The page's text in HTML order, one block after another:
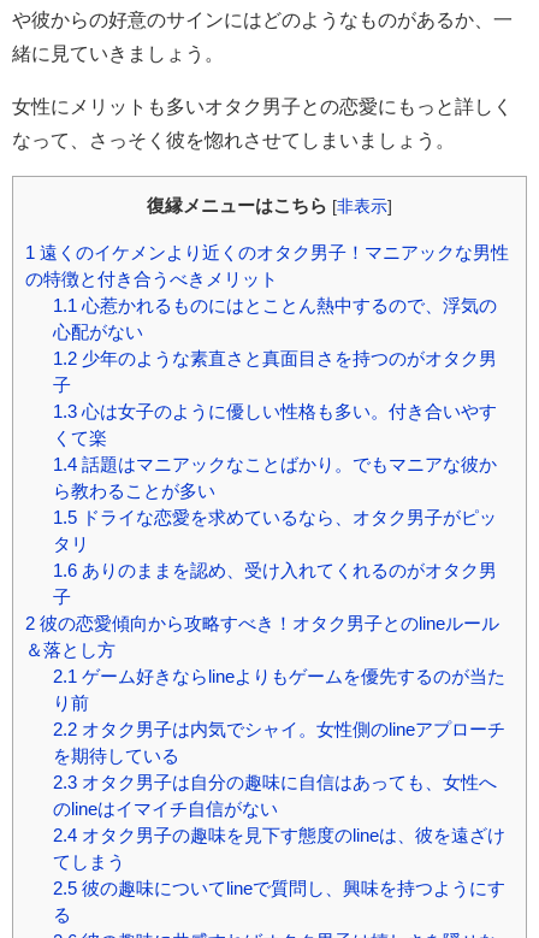
や彼からの好意のサインにはどのようなものがあるか、一
緒に見ていきましょう。
女性にメリットも多いオタク男子との恋愛にもっと詳しく
なって、さっそく彼を惚れさせてしまいましょう。
復縁メニューはこちら [非表示]
1 遠くのイケメンより近くのオタク男子！マニアックな男性
の特徴と付き合うべきメリット
1.1 心惹かれるものにはとことん熱中するので、浮気の
心配がない
1.2少年のような素直さと真面目さを持つのがオタク男
子
1.3心は女子のように優しい性格も多い。付き合いやす
くて楽
1.4話題はマニアックなことばかり。でもマニアな彼か
ら教わることが多い
1.5ドライな恋愛を求めているなら、オタク男子がピッ
タリ
1.6ありのままを認め、受け入れてくれるのがオタク男
子
2 彼の恋愛傾向から攻略すべき！オタク男子とのlineルール
＆落とし方
2.1 ゲーム好きならlineよりもゲームを優先するのが当た
り前
2.2オタク男子は内気でシャイ。女性側のlineアプローチ
を期待している
2.3オタク男子は自分の趣味に自信はあっても、女性へ
のlineはイマイチ自信がない
2.4オタク男子の趣味を見下す態度のlineは、彼を遠ざけ
てしまう
2.5彼の趣味についてlineで質問し、興味を持つようにす
る